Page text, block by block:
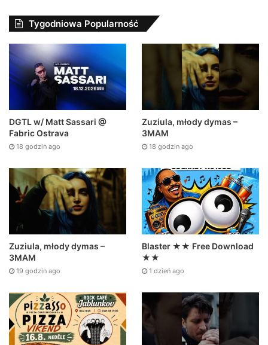
Tygodniowa Popularność
DGTL w/ Matt Sassari @
Fabric Ostrava
18 godzin ago
Zuziula, młody dymas –
3MAM
18 godzin ago
Zuziula, młody dymas –
3MAM
19 godzin ago
Blaster ★★ Free Download
★★
1 dzień ago